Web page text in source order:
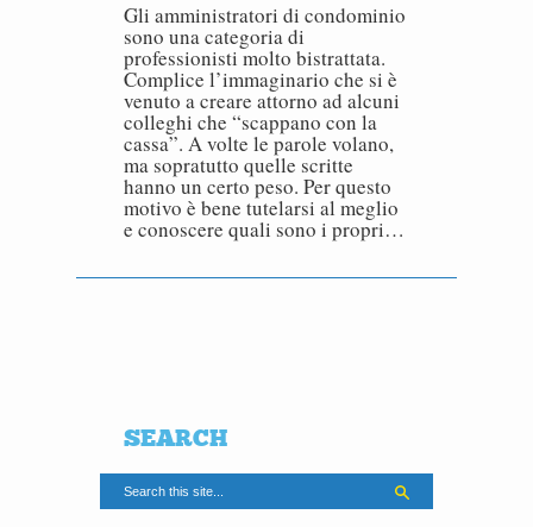
Gli amministratori di condominio
sono una categoria di
professionisti molto bistrattata.
Complice l’immaginario che si è
venuto a creare attorno ad alcuni
colleghi che “scappano con la
cassa”. A volte le parole volano,
ma sopratutto quelle scritte
hanno un certo peso. Per questo
motivo è bene tutelarsi al meglio
e conoscere quali sono i propri…
SEARCH